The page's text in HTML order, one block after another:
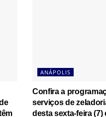
ANÁPOLIS
Confira a
serviços de
desta sexta-feira (7)